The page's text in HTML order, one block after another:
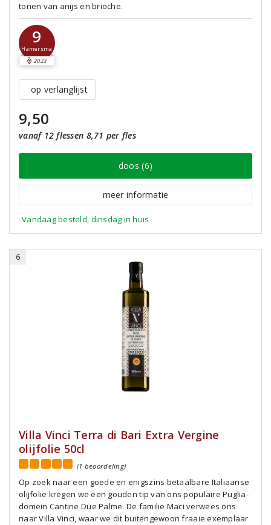
tonen van anijs en brioche.
9
Hamersma
2023
op verlanglijst
9,50
vanaf 12 flessen 8,71 per fles
doos (6)
meer informatie
Vandaag besteld, dinsdag in huis
6
Villa Vinci Terra di Bari Extra Vergine
olijfolie 50cl
(1 beoordeling)
Op zoek naar een goede en enigszins betaalbare Italiaanse
olijfolie kregen we een gouden tip van ons populaire Puglia-
domein Cantine Due Palme. De familie Maci verwees ons
naar Villa Vinci, waar we dit buitengewoon fraaie exemplaar